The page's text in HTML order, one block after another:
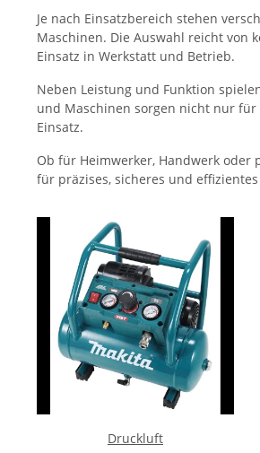
Je nach Einsatzbereich stehen
Maschinen. Die Auswahl reicht von
Einsatz in Werkstatt und Betrieb.
Neben Leistung und Funktion
und Maschinen sorgen nicht nur
Einsatz.
Ob für Heimwerker, Handwerk oder
für präzises, sicheres und
Druckluft